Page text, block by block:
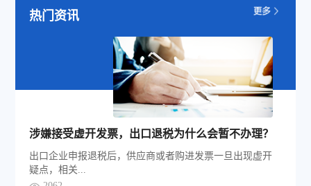
热门资讯
涉嫌接受虚开发票，出口退税为什么会暂不办理？
出口企业申报退税后，供应商或者购进发票一旦出现虚开
疑点，相关...